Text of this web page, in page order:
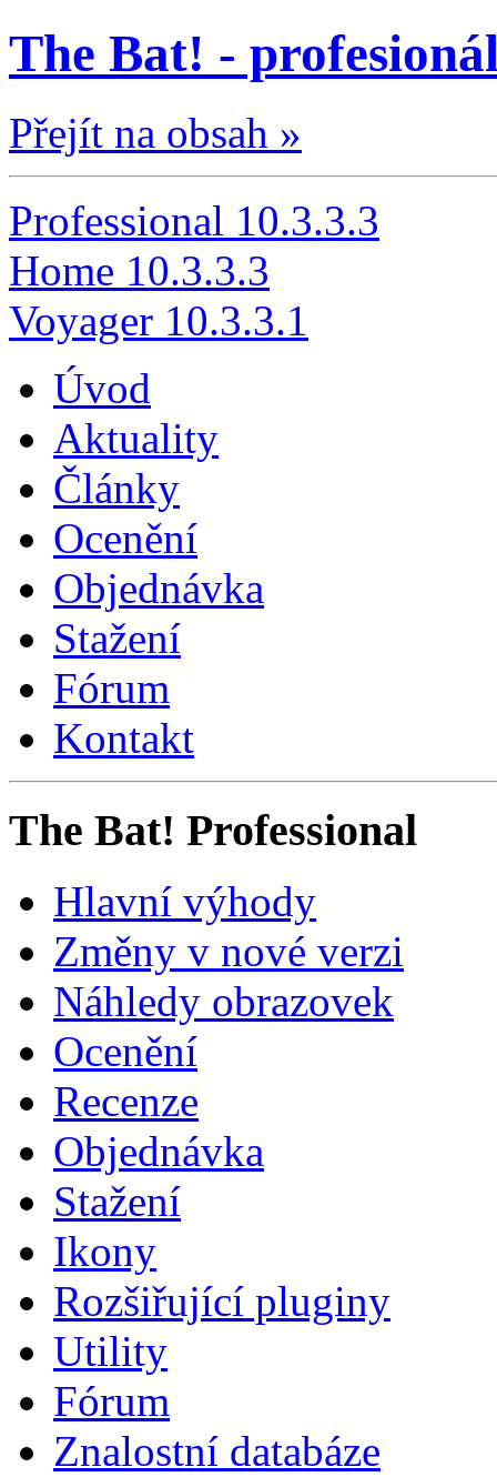
The Bat! -
Přejít na obsah »
Professional 10.3.3.3
Home 10.3.3.3
Voyager 10.3.3.1
Úvod
Aktuality
Články
Ocenění
Objednávka
Stažení
Fórum
Kontakt
The Bat! Professional
Hlavní výhody
Změny v nové verzi
Náhledy obrazovek
Ocenění
Recenze
Objednávka
Stažení
Ikony
Rozšiřující pluginy
Utility
Fórum
Znalostní databáze